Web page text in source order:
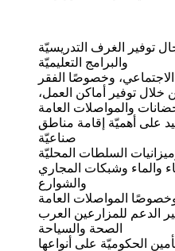
توفير الغرف التدريسيّة
والبرامج التعليميّة
الاجتماعي، وخصوصًا الفقر
خلال توفير أماكن العمل،
والمواصلات العامة
على أهميّة إقامة مناطق
صناعيّة
السلطات المحليّة
والماء وشبكات المجاري
والشوارع
المواصلات العامة
الدعم للمزارعين العرب
الصحة والسياحة
الحكوميّة على أنواعها